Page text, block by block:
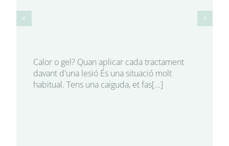
Calor o gel? Quan aplicar cada tractament
davant d'una lesió És una situació molt
habitual. Tens una caiguda, et fas[...]